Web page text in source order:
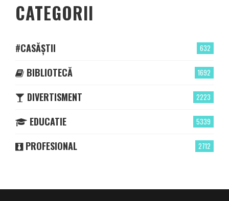
CATEGORII
632
#CASĂȘTII
1692
BIBLIOTECĂ
2223
DIVERTISMENT
5339
EDUCATIE
2712
PROFESIONAL